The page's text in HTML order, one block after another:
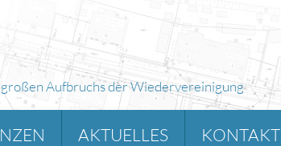
Aufbruchs der Wiedervereinigung
AKTUELLES KONTAKT